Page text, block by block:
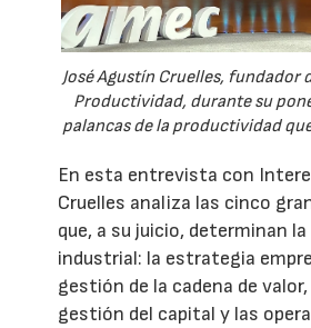
José Agustín Cruelles, fundador
Productividad, durante su
palancas de la productividad
En esta entrevista con
Cruelles analiza las cinco
que, a su juicio, determinan
industrial: la estrategia
gestión de la cadena de
gestión del capital y las